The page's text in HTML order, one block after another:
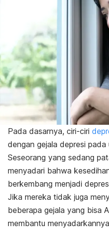
Pada dasarnya, ciri-ciri
dengan gejala depresi pada
Seseorang yang sedang
menyadari bahwa
berkembang menjadi
Jika mereka tidak juga
beberapa gejala yang bisa
membantu